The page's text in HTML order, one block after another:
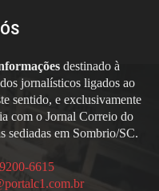
destinado à
jornalísticos ligados ao
sentido, e exclusivamente
com o Jornal Correio do
sediadas em Sombrio/SC.
6615